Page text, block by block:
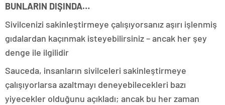
BUNLARIN DIŞINDA…
Sivilcenizi sakinleştirmeye çalışıyorsanız aşırı işlenmiş
gıdalardan kaçınmak isteyebilirsiniz – ancak her şey
denge ile ilgilidir
Sauceda, insanların sivilceleri sakinleştirmeye
çalışıyorlarsa azaltmayı deneyebilecekleri bazı
yiyecekler olduğunu açıkladı; ancak bu her zaman